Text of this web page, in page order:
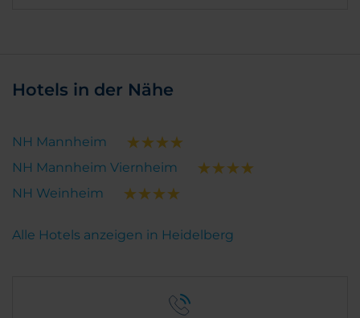
Hotels in der Nähe
NH Mannheim
NH Mannheim Viernheim
NH Weinheim
Alle Hotels anzeigen in Heidelberg